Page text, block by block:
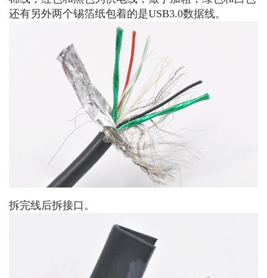
还有另外两个锡箔纸包着的是USB3.0数据线。
拆完线后拆接口。